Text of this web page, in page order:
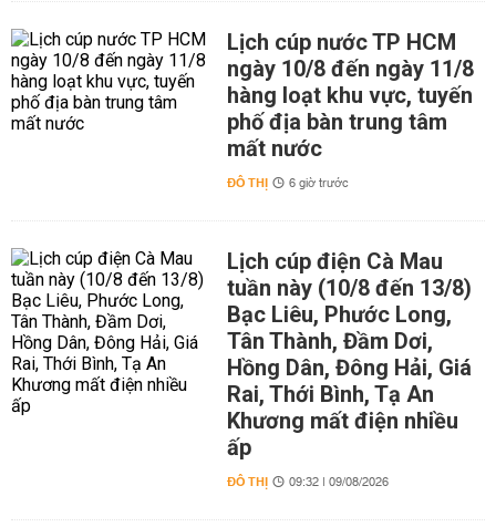
Lịch cúp nước TP HCM
ngày 10/8 đến ngày 11/8
hàng loạt khu vực, tuyến
phố địa bàn trung tâm
mất nước
ĐÔ THỊ 6 giờ trước
Lịch cúp điện Cà Mau
tuần này (10/8 đến 13/8)
Bạc Liêu, Phước Long,
Tân Thành, Đầm Dơi,
Hồng Dân, Đông Hải, Giá
Rai, Thới Bình, Tạ An
Khương mất điện nhiều
ấp
ĐÔ THỊ 09:32 | 09/08/2026